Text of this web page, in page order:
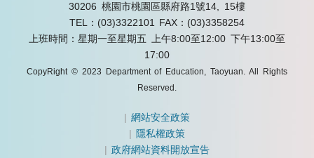
30206 桃園市桃園區縣府路1號14, 15樓
TEL：(03)3322101 FAX：(03)3358254
上班時間：星期一至星期五 上午8:00至12:00 下午13:00至
17:00
CopyRight © 2023 Department of Education, Taoyuan. All Rights
Reserved.
|網站安全政策
| 隱私權政策
|政府網站資料開放宣告